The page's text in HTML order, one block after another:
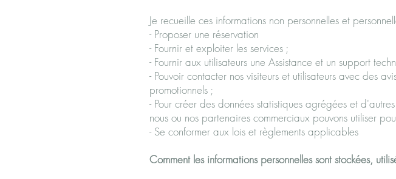
Je recueille ces informations non personnelles et
- Proposer une réservation
- Fournir et exploiter les services ;
- Fournir aux utilisateurs une Assistance et un support
- Pouvoir contacter nos visiteurs et utilisateurs avec des
promotionnels ;
- Pour créer des données statistiques agrégées et
nous ou nos partenaires commerciaux pouvons utiliser
- Se conformer aux lois et règlements applicables
Comment les informations personnelles sont stockées,